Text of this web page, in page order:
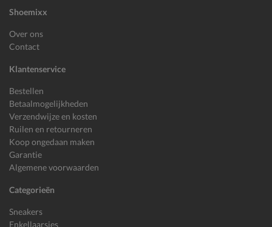
Shoemixx
Over ons
Contact
Klantenservice
Bestellen
Betaalmogelijkheden
Verzendwijze en kosten
Ruilen en retourneren
Koop ongedaan maken
Garantie
Algemene voorwaarden
Categorieën
Sneakers
Enkellaarsjes